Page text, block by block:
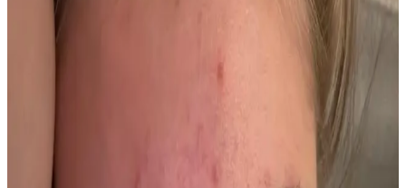
Hd Pluss 6'lı Ayak Koku Pudrası İncelemesi ve
Kullanım Avantajları
Hd Pluss'un 6'lı ayak koku pudrası, kötü kokuları giderir, ferah ve
kuru ayaklar sağlar, ekonomik ve pratik kullanımıyla öne çıkar, yerli
Duransol Free Feet Ayak Spreyi: Ayak Sağlığı ve
Rahatlık İçin Etkili Çözüm